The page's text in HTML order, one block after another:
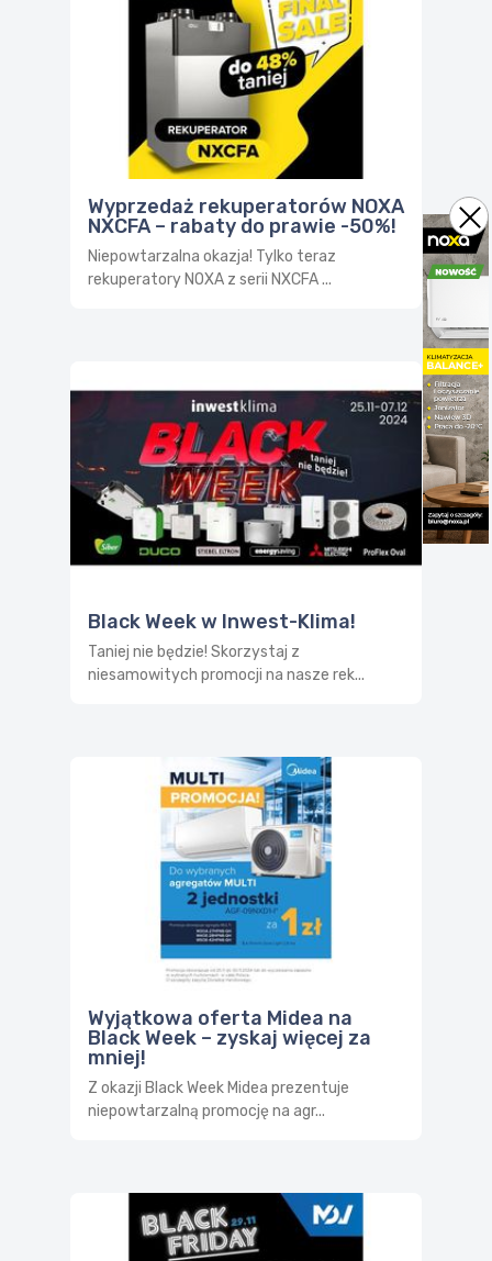
Wyprzedaż rekuperatorów NOXA
NXCFA – rabaty do prawie -50%!
Niepowtarzalna okazja! Tylko teraz
rekuperatory NOXA z serii NXCFA ...
Black Week w Inwest-Klima!
Taniej nie będzie! Skorzystaj z
niesamowitych promocji na nasze rek...
Wyjątkowa oferta Midea na
Black Week – zyskaj więcej za
mniej!
Z okazji Black Week Midea prezentuje
niepowtarzalną promocję na agr...